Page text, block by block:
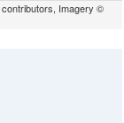
contributors, Imagery ©